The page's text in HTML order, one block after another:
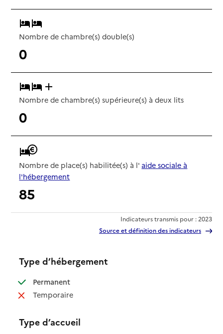
Nombre de chambre(s) double(s)
0
Nombre de chambre(s) supérieure(s) à deux lits
0
Nombre de place(s) habilitée(s) à l' aide sociale à
l'hébergement
85
Indicateurs transmis pour : 2023
Source et définition des indicateurs
Type d’hébergement
Permanent: disponible
Temporaire: non disponible
Type d’accueil